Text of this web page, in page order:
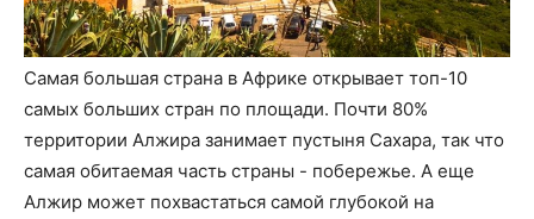
Самая большая страна в Африке открывает топ-10
самых больших стран по площади. Почти 80%
территории Алжира занимает пустыня Сахара, так что
самая обитаемая часть страны - побережье. А еще
Алжир может похвастаться самой глубокой на